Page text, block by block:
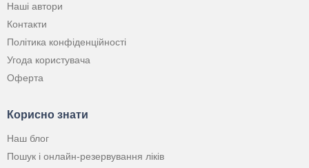
Наші автори
Контакти
Політика конфіденційності
Угода користувача
Оферта
Корисно знати
Наш блог
Пошук і онлайн-резервування ліків